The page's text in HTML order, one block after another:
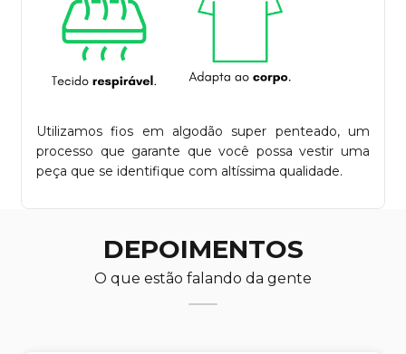
Utilizamos fios em algodão super penteado, um
processo que garante que você possa vestir uma
peça que se identifique com altíssima qualidade.
DEPOIMENTOS
O que estão falando da gente